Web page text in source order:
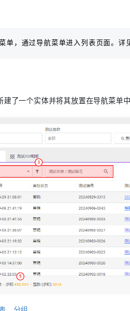
单，通过导航菜单进入列表页面。详
了一个实体并将其放置在导航菜单